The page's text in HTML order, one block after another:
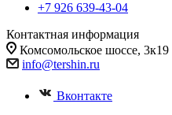
+7 926 639-43-04
Контактная информация
Комсомольское шоссе, 3к19
info@tershin.ru
Вконтакте